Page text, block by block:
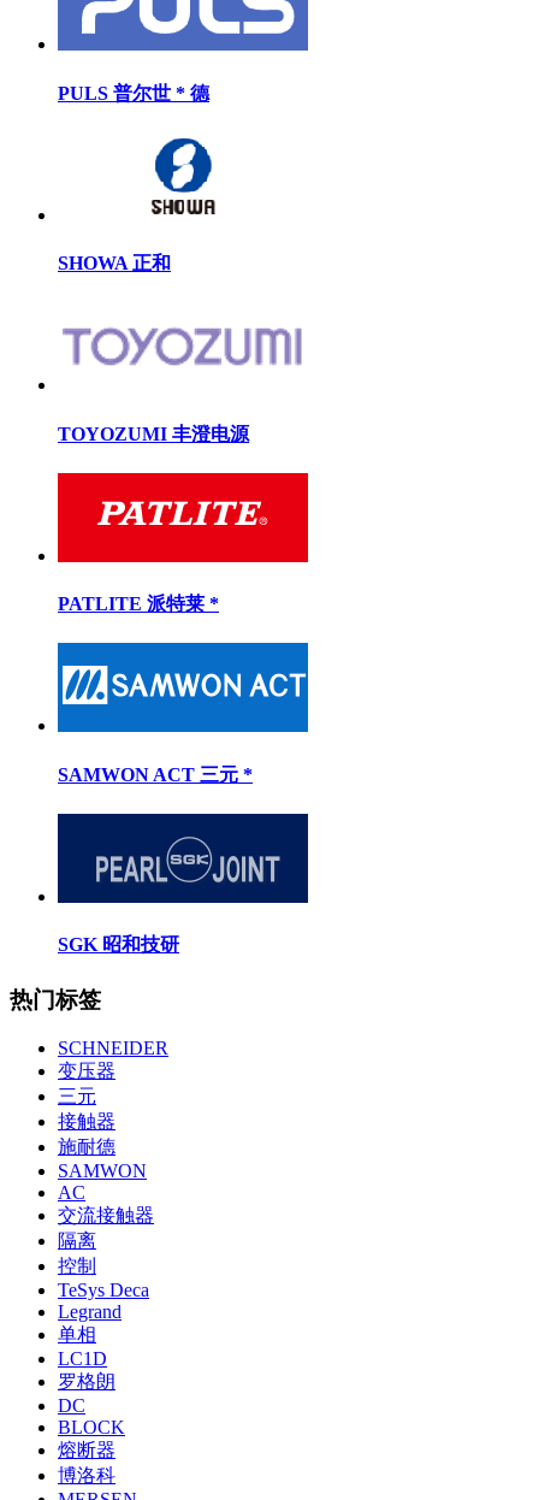
PULS 普尔世 * 德
SHOWA 正和
TOYOZUMI 丰澄电源
PATLITE 派特莱 *
SAMWON ACT 三元 *
SGK 昭和技研
热门标签
SCHNEIDER
变压器
三元
接触器
施耐德
SAMWON
AC
交流接触器
隔离
控制
TeSys Deca
Legrand
单相
LC1D
罗格朗
DC
BLOCK
熔断器
博洛科